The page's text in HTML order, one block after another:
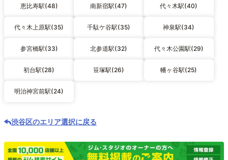
恵比寿駅(48) 南新宿駅(47) 代々木駅(40)
代々木上原駅(35) 千駄ケ谷駅(35) 神泉駅(34)
参宮橋駅(33) 北参道駅(32) 代々木公園駅(29)
初台駅(28) 笹塚駅(26) 幡ヶ谷駅(25)
明治神宮前駅(24)
渋谷区のエリア選択に戻る